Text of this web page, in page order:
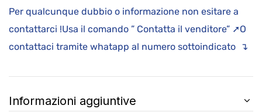
Per qualcunque dubbio o informazione non esitare a
contattarci !Usa il comando ” Contatta il venditore” ➚O
contattaci tramite whatapp al numero sottoindicato ↴
Informazioni aggiuntive